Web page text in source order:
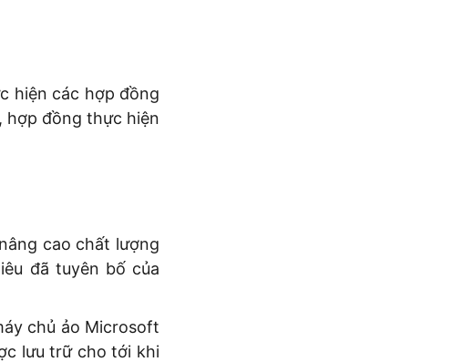
hiện các hợp đồng
hợp đồng thực hiện
cao chất lượng
đã tuyên bố của
chủ ảo Microsoft
lưu trữ cho tới khi